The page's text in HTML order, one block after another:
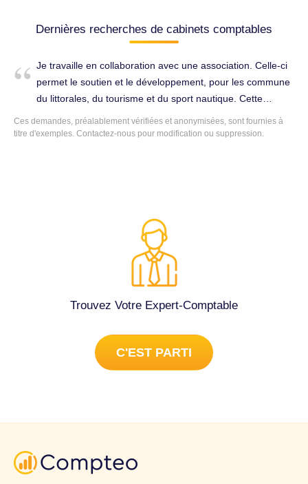
Dernières recherches de cabinets comptables
Je travaille en collaboration avec une association. Celle-ci
permet le soutien et le développement, pour les commune
du littorales, du tourisme et du sport nautique. Cette
association compte 2 employés. Ils ont pour mission la
gestion administrative et comptable de l'association qui
pour la validation et la lecture des comptes annuels lors de
nos CA et Assemblées Générales ainsi, que sa
consultation et son conseil durant l'année d'exercice (de
l'ordre de 3 consultations par an). Serait-il possible pour
devis sera soumis à approbation durant notre Assemblée
avance de vos retours. Vous souhaitant bonne réception et
bonne journée, Bien cordialement, Déclarations fiscales à
Ces demandes, préalablement vérifiées et anonymisées, sont fournies à
titre d'exemples. Contactez-nous pour modification ou suppression.
Trouvez Votre Expert-Comptable
C'EST PARTI